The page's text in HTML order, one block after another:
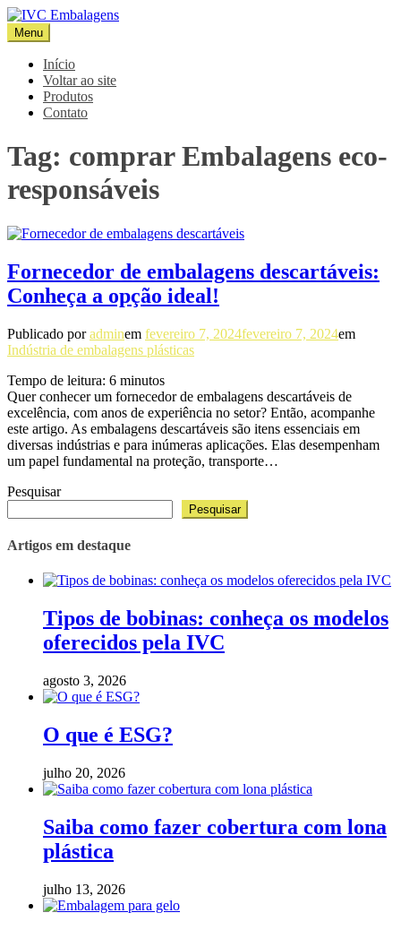
Pular
para
o
conteúdo
IVC Embalagens
Blog IVC
Menu
Início
Voltar ao site
Produtos
Contato
Tag: comprar Embalagens eco-
responsáveis
Fornecedor de embalagens descartáveis:
Conheça a opção ideal!
Publicado poradminem fevereiro 7, 2024fevereiro 7, 2024em
Indústria de embalagens plásticas
Tempo de leitura: 6 minutos
Quer conhecer um fornecedor de embalagens descartáveis de
excelência, com anos de experiência no setor? Então, acompanhe
este artigo. As embalagens descartáveis são itens essenciais em
diversas indústrias e para inúmeras aplicações. Elas desempenham
um papel fundamental na proteção, transporte…
Pesquisar
Pesquisar
Artigos em destaque
Tipos de bobinas: conheça os modelos
oferecidos pela IVC
agosto 3, 2026
O que é ESG?
julho 20, 2026
Saiba como fazer cobertura com lona
plástica
julho 13, 2026